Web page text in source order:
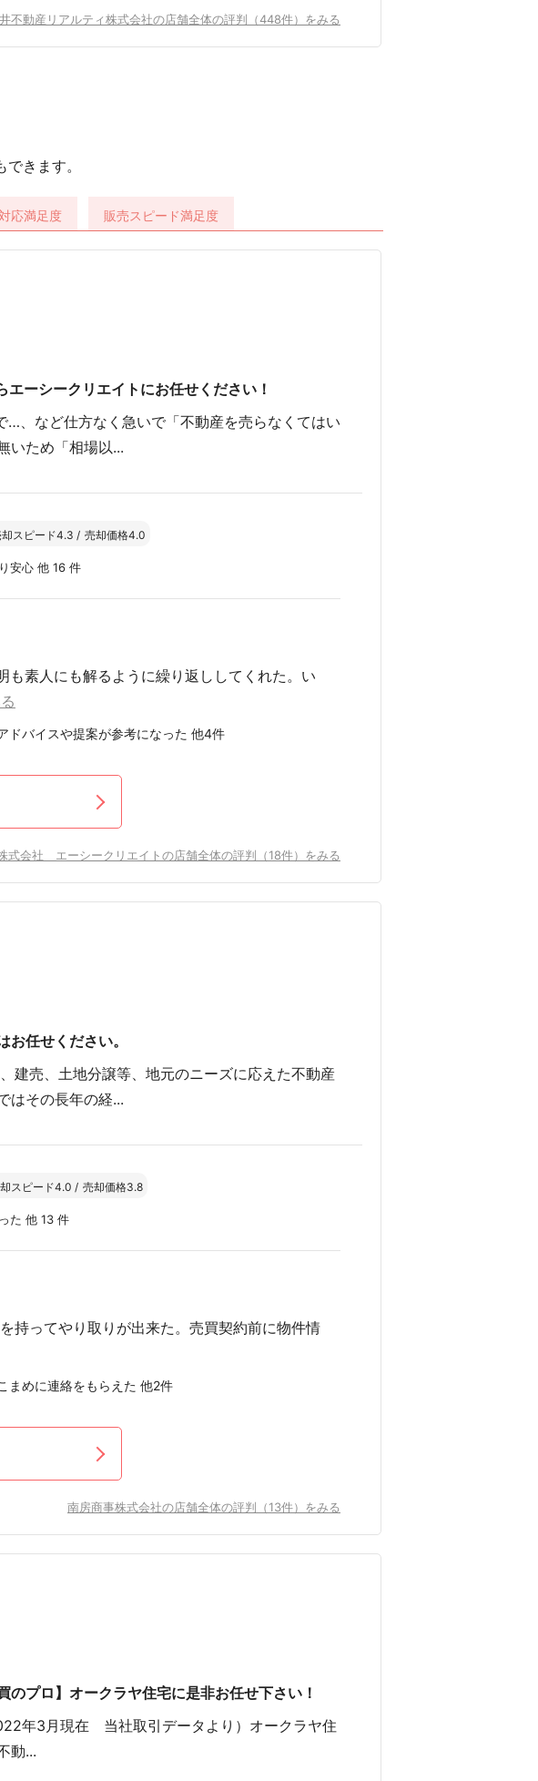
不動産リアルティ株式会社の店舗全体の評判（448件）をみる
きます。
応満足度 販売スピード満足度
ーシークリエイトにお任せください！
、など仕方なく急いで「不動産を売らなくてはい
いため「相場以...
スピード4.3 / 売却価格4.0
安心 他 16 件
素人にも解るように繰り返ししてくれた。い
ドバイスや提案が参考になった 他4件
式会社 エーシークリエイトの店舗全体の評判（18件）をみる
任せください。
建売、土地分譲等、地元のニーズに応えた不動産
はその長年の経...
スピード4.0 / 売却価格3.8
た 他 13 件
持ってやり取りが出来た。売買契約前に物件情
まめに連絡をもらえた 他2件
南房商事株式会社の店舗全体の評判（13件）をみる
プロ】オークラヤ住宅に是非お任せ下さい！
年3月現在 当社取引データより）オークラヤ住
動...